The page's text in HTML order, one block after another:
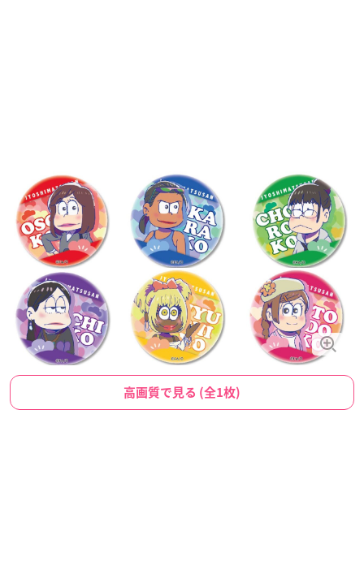
高画質で見る (全1枚)